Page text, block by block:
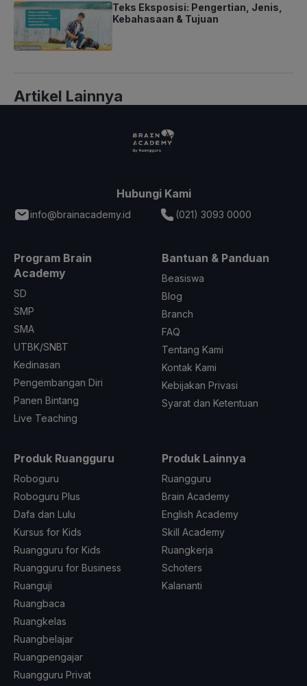
Teks Eksposisi: Pengertian, Jenis,
Kebahasaan & Tujuan
Artikel Lainnya
Hubungi Kami
info@brainacademy.id (021) 3093 0000
Program Brain
Academy
SD
SMP
SMA
UTBK/SNBT
Kedinasan
Pengembangan Diri
Panen Bintang
Live Teaching
Bantuan & Panduan
Beasiswa
Blog
Branch
FAQ
Tentang Kami
Kontak Kami
Kebijakan Privasi
Syarat dan Ketentuan
Produk Ruangguru
Roboguru
Roboguru Plus
Dafa dan Lulu
Kursus for Kids
Ruangguru for Kids
Ruangguru for Business
Ruanguji
Ruangbaca
Ruangkelas
Ruangbelajar
Ruangpengajar
Ruangguru Privat
Produk Lainnya
Ruangguru
Brain Academy
English Academy
Skill Academy
Ruangkerja
Schoters
Kalananti